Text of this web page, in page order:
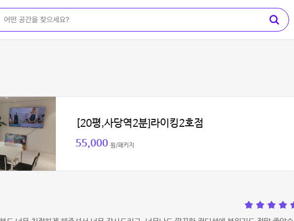
[20평,사당역2분]라이킹2호점
55,000 원/패키지